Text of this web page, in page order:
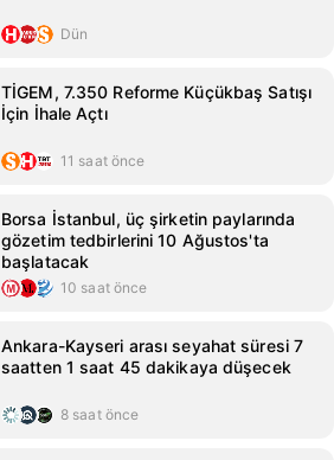
Dün
TİGEM, 7.350 Reforme Küçükbaş Satışı
İçin İhale Açtı
11 saat önce
Borsa İstanbul, üç şirketin paylarında
gözetim tedbirlerini 10 Ağustos'ta
başlatacak
10 saat önce
Ankara-Kayseri arası seyahat süresi 7
saatten 1 saat 45 dakikaya düşecek
8 saat önce